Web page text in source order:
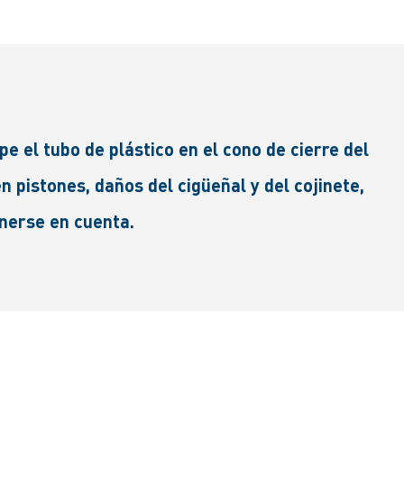
el tubo de plástico en el cono de cierre del
daños del cigüeñal y del cojinete,
en cuenta.